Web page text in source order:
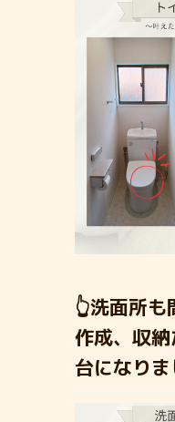
👆洗面所
作成、収
台になりま